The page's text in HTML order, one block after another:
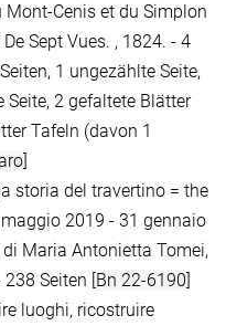
Cenis et du Simplon
Sept Vues. , 1824. - 4
1 ungezählte Seite,
Seite, 2 gefaltete Blätter
Tafeln (davon 1
storia del travertino = the
2019 - 31 gennaio
Maria Antonietta Tomei,
238 Seiten [Bn 22-6190]
luoghi, ricostruire